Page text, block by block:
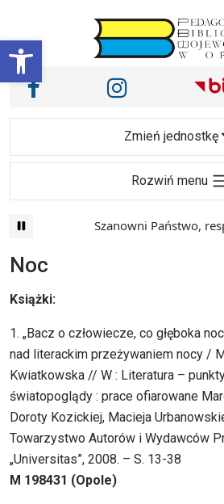
Otwórz pasek
Main Navigation
Nasze media
Facebook Instagram
Zmień jednostkę
Rozwiń menu
Szanowni Państwo,
Noc
Książki:
1. „Bacz o człowiecze, co głęboka
nad literackim przeżywaniem nocy /
Kwiatkowska // W : Literatura –
światopoglądy : prace ofiarowane
Doroty Kozickiej, Macieja
Towarzystwo Autorów i Wydawców
„Universitas”, 2008. – S. 13-38
M 198431 (Opole)